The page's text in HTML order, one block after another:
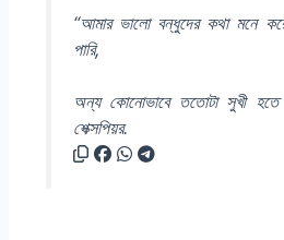
“আমার ভালো বন্ধুদের কথা মনে
পারি,
অন্য কোনোভাবে ততোটা সুখী হতে
শেক্সপিয়র.